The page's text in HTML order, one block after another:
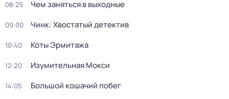
08:25 Чем заняться в выходные
09:00 Чинк: Хвостатый детектив
10:40 Коты Эрмитажа
12:20 Изумительная Мокси
14:05 Большой кошачий побег